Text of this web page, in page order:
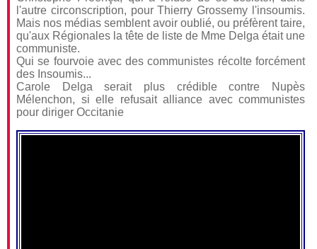
l'autre circonscription, pour Thierry Grossemy l'insoumis.
Mais nos médias semblent avoir oublié, ou préfèrent taire,
qu'aux Régionales la tête de liste de Mme Delga était une
communiste.
Qui se fourvoie avec des communistes récolte forcément
des Insoumis...
Carole Delga serait plus crédible contre Nupès
Mélenchon, si elle refusait alliance avec communistes
pour diriger Occitanie